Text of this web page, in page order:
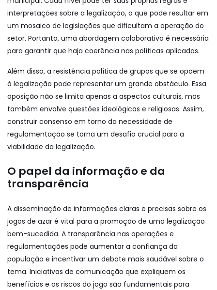
interpretações sobre a legalização, o que pode resultar em
um mosaico de legislações que dificultam a operação do
setor. Portanto, uma abordagem colaborativa é necessária
para garantir que haja coerência nas políticas aplicadas.
Além disso, a resistência política de grupos que se opõem
à legalização pode representar um grande obstáculo. Essa
oposição não se limita apenas a aspectos culturais, mas
também envolve questões ideológicas e religiosas. Assim,
construir consenso em torno da necessidade de
regulamentação se torna um desafio crucial para a
viabilidade da legalização.
O papel da informação e da
transparência
A disseminação de informações claras e precisas sobre os
jogos de azar é vital para a promoção de uma legalização
bem-sucedida. A transparência nas operações e
regulamentações pode aumentar a confiança da
população e incentivar um debate mais saudável sobre o
tema. Iniciativas de comunicação que expliquem os
benefícios e os riscos do jogo são fundamentais para